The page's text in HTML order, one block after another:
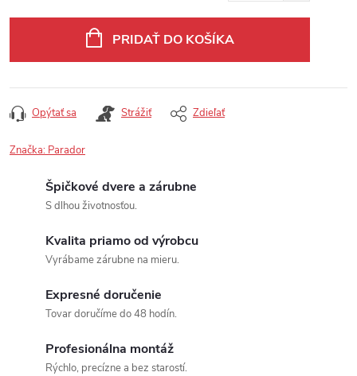
PRIDAŤ DO KOŠÍKA
Opýtať sa Strážiť Zdieľať
Značka: Parador
Špičkové dvere a zárubne
S dlhou životnosťou.
Kvalita priamo od výrobcu
Vyrábame zárubne na mieru.
Expresné doručenie
Tovar doručíme do 48 hodín.
Profesionálna montáž
Rýchlo, precízne a bez starostí.